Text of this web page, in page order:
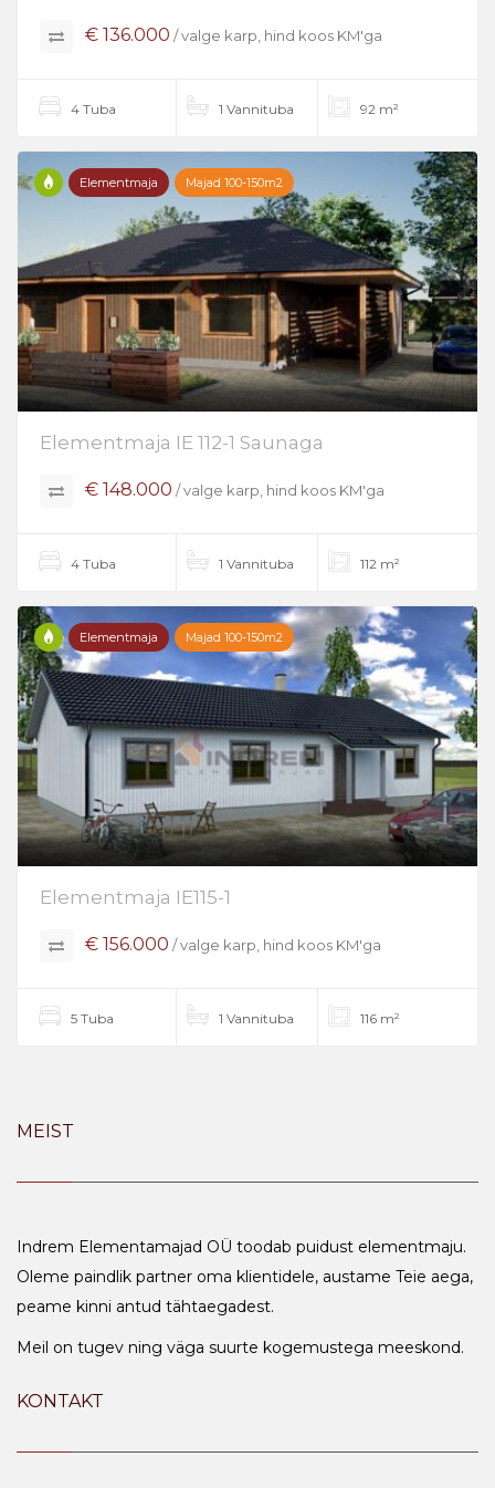
€ 136.000 / valge karp, hind koos KM'ga
4 Tuba 1 Vannituba 92 m²
Elementmaja Majad 100-150m2
Elementmaja IE 112-1 Saunaga
€ 148.000 / valge karp, hind koos KM'ga
4 Tuba 1 Vannituba 112 m²
Elementmaja Majad 100-150m2
Elementmaja IE115-1
€ 156.000 / valge karp, hind koos KM'ga
5 Tuba 1 Vannituba 116 m²
MEIST
Indrem Elementamajad OÜ toodab puidust elementmaju.
Oleme paindlik partner oma klientidele, austame Teie aega,
peame kinni antud tähtaegadest.
Meil on tugev ning väga suurte kogemustega meeskond.
KONTAKT